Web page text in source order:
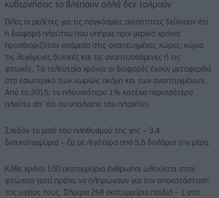
κυβερνήσεις το βλέπουν αλλά δεν τολμούν
Όλες οι μελέτες για τις παγκόσμιες ανισότητες δείχνουν ότι
η διαφορά πλούτου που υπήρχε πριν μερικά χρόνια
προσδιοριζόταν ανάμεσα στις αναπτυγμένες χώρες, κύρια
τις λεγόμενες δυτικές και τις αναπτυσσόμενες ή τις
φτωχές. Tα τελευταία χρόνια οι διαφορές έχουν μεταφερθεί
στο εσωτερικό των χωρών, ακόμη και των αναπτυγμένων.
Από το 2015, το πλουσιότερο 1% κατέχει περισσότερο
πλούτο απ’ ότι το υπόλοιπο του πλανήτη.
Σχεδόν το μισό του πληθυσμού της γης – 3,4
δισεκατομμύρια – ζει με λιγότερα από 5,5 δολάρια την μέρα.
Κάθε χρόνο 100 εκατομμύρια άνθρωποι ωθούνται στην
φτώχεια γιατί πρέπει να πληρώνουν για την αποκατάσταση
της υγείας τους. Σήμερα 258 εκατομμύρια παιδιά – 1 στα